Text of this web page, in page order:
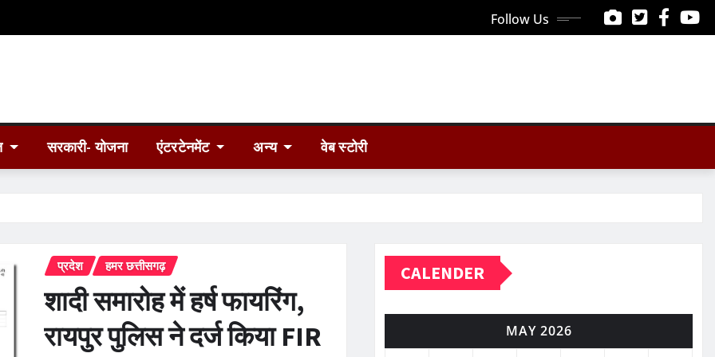
Follow Us
सरकारी- योजना एंटरटेनमेंट अन्य वेब स्टोरी
प्रदेश हमर छत्तीसगढ़
शादी समारोह में हर्ष फायरिंग,
रायपुर पुलिस ने दर्ज किया FIR
CALENDER
MAY 2026